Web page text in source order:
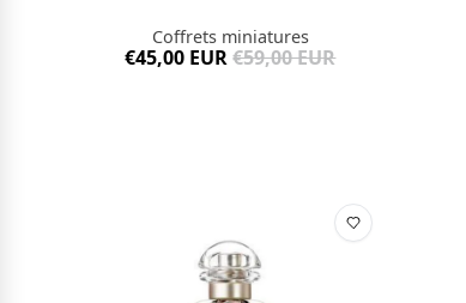
Coffrets miniatures
€45,00 EUR €59,00 EUR